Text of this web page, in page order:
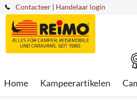
Contacteer | Handelaar login
Home Kampeerartikelen